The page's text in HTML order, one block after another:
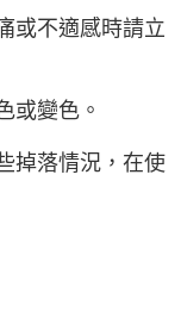
或不適感時請立
或變色。
掉落情況，在使